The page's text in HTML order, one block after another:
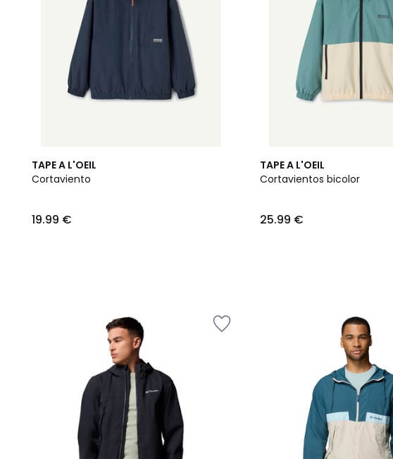
TAPE A L'OEIL
Cortaviento
19.99 €
TAPE A L'OEIL
Cortavientos bicolor
25.99 €